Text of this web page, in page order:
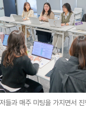
들과 매주 미팅을 가지면서